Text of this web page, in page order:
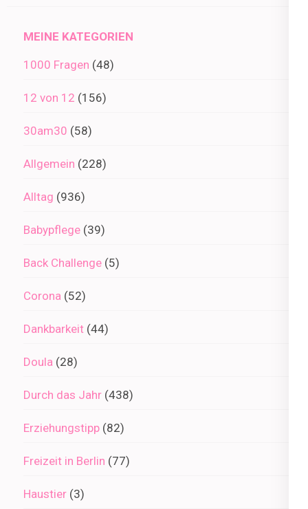
MEINE KATEGORIEN
1000 Fragen (48)
12 von 12 (156)
30am30 (58)
Allgemein (228)
Alltag (936)
Babypflege (39)
Back Challenge (5)
Corona (52)
Dankbarkeit (44)
Doula (28)
Durch das Jahr (438)
Erziehungstipp (82)
Freizeit in Berlin (77)
Haustier (3)